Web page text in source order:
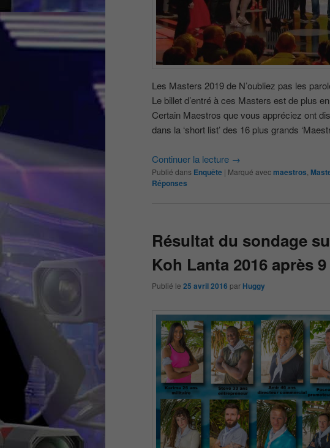
Les Masters 2019 de N’oubliez pas les
Le billet d’entré à ces Masters est de plus
Certain Maestros que vous appréciez ont
dans la ‘short list’ des 16 plus grands
Continuer la lecture →
Publié dans Enquête | Marqué avecmaestros
Réponses
Résultat du sondage
Koh Lanta 2016 après
Publié le 25 avril 2016 par Huggy